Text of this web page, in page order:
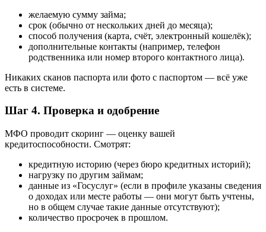
желаемую сумму займа;
срок (обычно от нескольких дней до месяца);
способ получения (карта, счёт, электронный кошелёк);
дополнительные контакты (например, телефон
родственника или номер второго контактного лица).
Никаких сканов паспорта или фото с паспортом — всё уже
есть в системе.
Шаг 4. Проверка и одобрение
МФО проводит скоринг — оценку вашей
кредитоспособности. Смотрят:
кредитную историю (через бюро кредитных историй);
нагрузку по другим займам;
данные из «Госуслуг» (если в профиле указаны сведения
о доходах или месте работы — они могут быть учтены,
но в общем случае такие данные отсутствуют);
количество просрочек в прошлом.